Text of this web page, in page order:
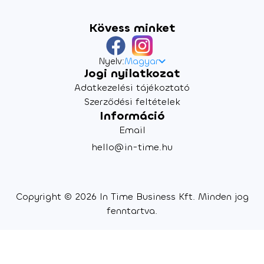
Kövess minket
Nyelv:Magyar
Jogi nyilatkozat
Adatkezelési tájékoztató
Szerződési feltételek
Információ
Email
hello@in-time.hu
Copyright © 2026 In Time Business Kft. Minden jog
fenntartva.